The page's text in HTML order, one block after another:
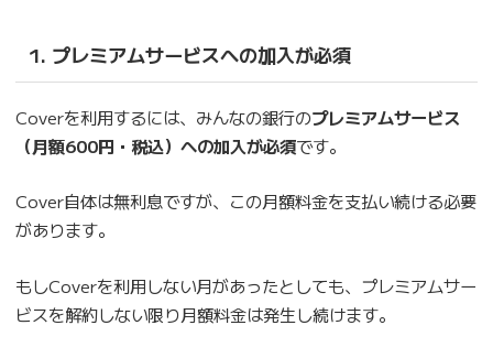
1. プレミアムサービスへの加入が必須
Coverを利用するには、みんなの銀行のプレミアムサービス
（月額600円・税込）への加入が必須です。
Cover自体は無利息ですが、この月額料金を支払い続ける必要
があります。
もしCoverを利用しない月があったとしても、プレミアムサー
ビスを解約しない限り月額料金は発生し続けます。